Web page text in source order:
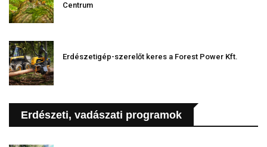
Centrum
Erdészetigép-szerelőt keres a Forest Power Kft.
Erdészeti, vadászati programok